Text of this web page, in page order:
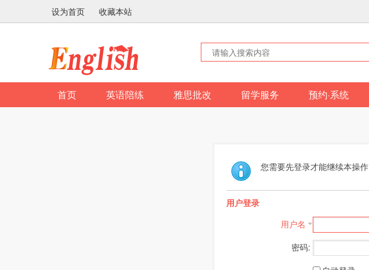
设为首页 收藏本站
首页 英语陪练 雅思批改 留学服务 预约·系统
您需要先登录才能继续本操作
用户登录
用户名
密码: